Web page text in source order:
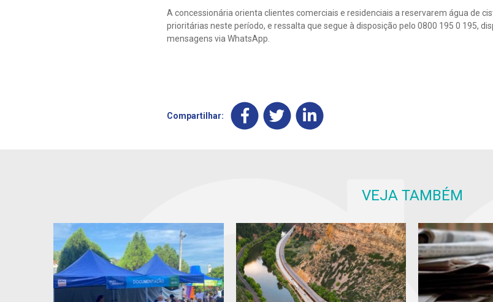
A concessionária orienta clientes comerciais e residenciais a reservarem água de
prioritárias neste período, e ressalta que segue à disposição pelo 0800 195 0 195,
mensagens via WhatsApp.
Compartilhar:
VEJA TAMBÉM